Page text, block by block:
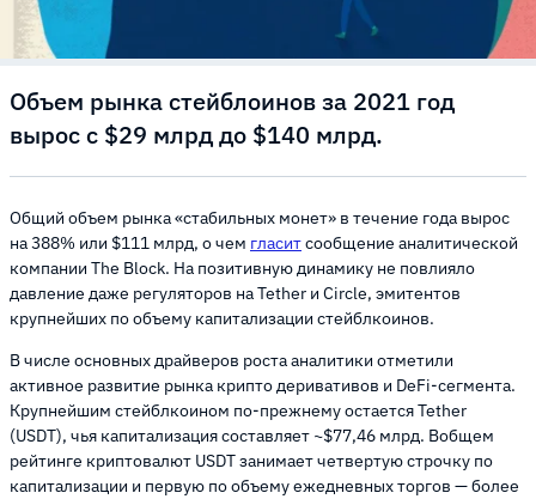
Объем рынка стейблоинов за 2021 год
вырос с $29 млрд до $140 млрд.
Общий объем рынка «стабильных монет» в течение года вырос
на 388% или $111 млрд, о чем гласитсообщение аналитической
компании The Block. На позитивную динамику не повлияло
давление даже регуляторов на Tether и Circle, эмитентов
крупнейших по объему капитализации стейблкоинов.
В числе основных драйверов роста аналитики отметили
активное развитие рынка крипто деривативов и DeFi-сегмента.
Крупнейшим стейблкоином по-прежнему остается Tether
(USDT), чья капитализация составляет ~$77,46 млрд. Вобщем
рейтинге криптовалют USDT занимает четвертую строчку по
капитализации и первую по объему ежедневных торгов — более